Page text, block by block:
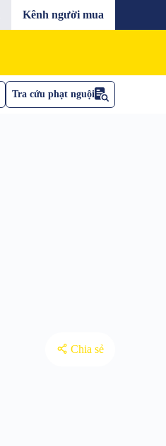
Kênh người mua
Tra cứu phạt nguội
Chia sẻ